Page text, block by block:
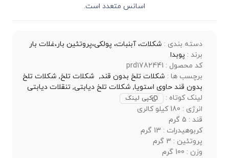
اسانس متعدد است.
دسته بندی : شکلات، آبنبات، پولکی،پروتئین بار،غلات بار
برند : پوبدا
کد محصول : prd1782441
برچسب ها : ​شکلات تلخ بدون قند, ​شکلات تلخ, ​شکلات تلخ
بدون قند حاوی استویا, شکلات تلخ دیابتی, تنقلات دیابتی
لینک کوتاه :
کپی لینک
انرژی : 180 کیلو کالری
قند : 5 گرم
کربوهیدرات : 13 گرم
پروتئین : 3 گرم
وزن : 100 گرم